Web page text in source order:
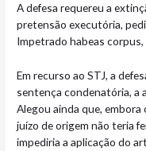
A defesa requereu a
pretensão executória,
Impetrado habeas
Em recurso ao STJ, a
sentença condenatória, a
Alegou ainda que,
juízo de origem não teria
impediria a aplicação do